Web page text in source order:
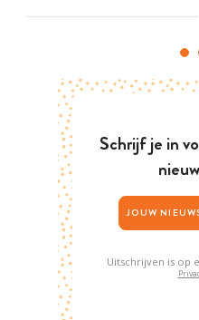
Schrijf je in
Uitschrijven is op